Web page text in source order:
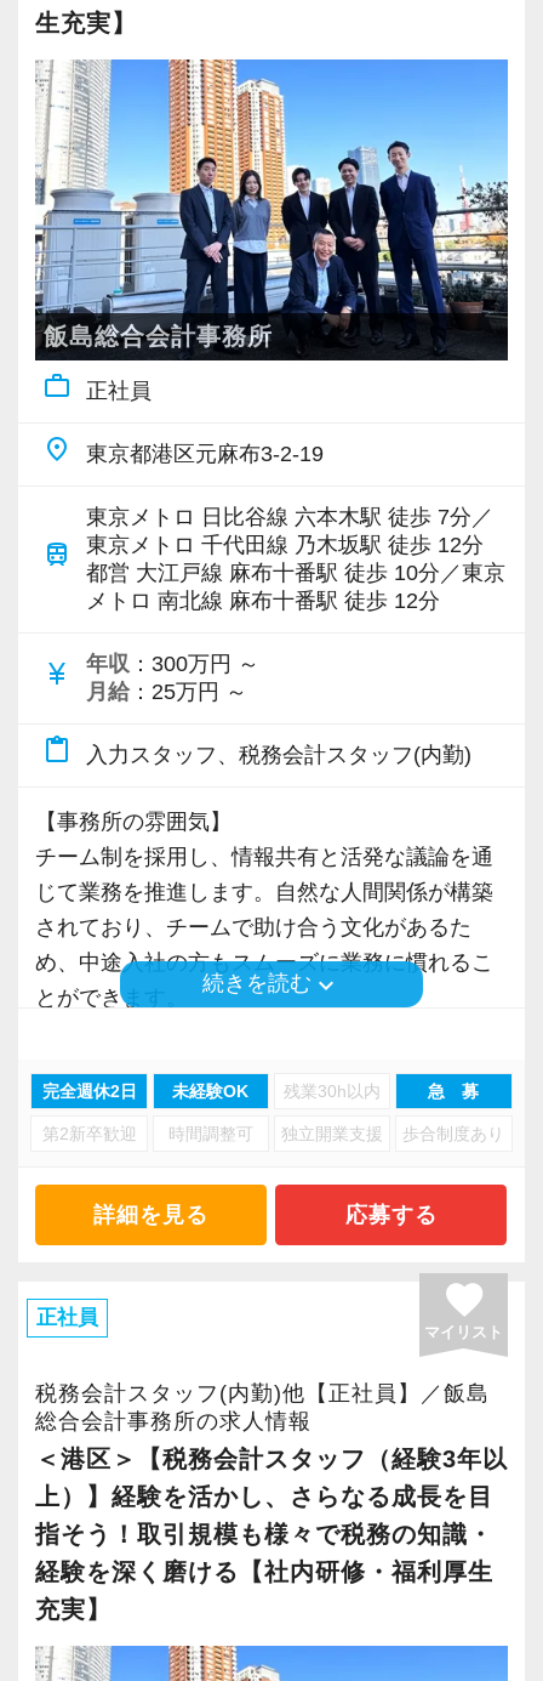
お客様とのコミュニケーションを非常に大切に
しています。
クライアントは資産家が多く、資産税を得意と
しています。
お仕事については、経験や能力に応じてお仕事
をお任せしますので安心して働いていただけま
す。
周りのスタッフと協力しあいながら、マイペー
スに仕事を進めていくことができます。
【こんな方をお待ちしています！】
・士業ではなく、あくまでサービス業として、
関与先の立場に立った言動・対応・接遇のでき
る方
・明るく社交的な方
・将来税理士として独立しようと思っている方
・税理士として独立したものの まだ時間的に
思っている方
・税理士試験受験中なので、フルタイムは無理
だが、パート・アルバイトであれば働いてみた
いと思っている方
私たちとともに頑張っていきましょう！ご応募
生充実】
飯島総合会計事務所
work_outline 正社員
place 東京都港区元麻布3-2-19
train
東京メトロ 日比谷線 六本木駅 徒歩 7分／
東京メトロ 千代田線 乃木坂駅 徒歩 12分
都営 大江戸線 麻布十番駅 徒歩 10分／東京
メトロ 南北線 麻布十番駅 徒歩 12分
currency_yen 年収 ：300万円 ～
月給 ：25万円 ～
content_paste 入力スタッフ、税務会計スタッフ(内勤)
【事務所の雰囲気】
チーム制を採用し、情報共有と活発な議論を通
じて業務を推進します。自然な人間関係が構築
されており、チームで助け合う文化があるた
め、中途入社の方もスムーズに業務に慣れるこ
とができます。
す。季節や仕事の区切りごとに親睦会も開催
し、職場全体のコミュニケーションを深めてい
【募集背景】
港区・六本木エリアに拠点を置く当事務所は顧
問先・案件数ともに順調に増加しており、体制
今回は、内部体制を整えながらさらなる成長を
加速させるため、新たな仲間を募集します。
【体制と仕事内容】
社内は経営支援部・財務支援部・人事労務部・
所内チームで構成されており、現在、業界未経
験者やご経験が浅い方を対象に所内チーム（内
・会計ソフトへのデータ入力・取り込み
続きを読む keyboard_arrow_down
完全週休2日 未経験OK 残業30h以内 急 募
第2新卒歓迎 時間調整可 独立開業支援 歩合制度あり
詳細を見る 応募する
正社員 favorite
マイリスト
税務会計スタッフ(内勤)他【正社員】／飯島
総合会計事務所の求人情報
＜港区＞【税務会計スタッフ（経験3年以
上）】経験を活かし、さらなる成長を目
指そう！取引規模も様々で税務の知識・
経験を深く磨ける【社内研修・福利厚生
充実】